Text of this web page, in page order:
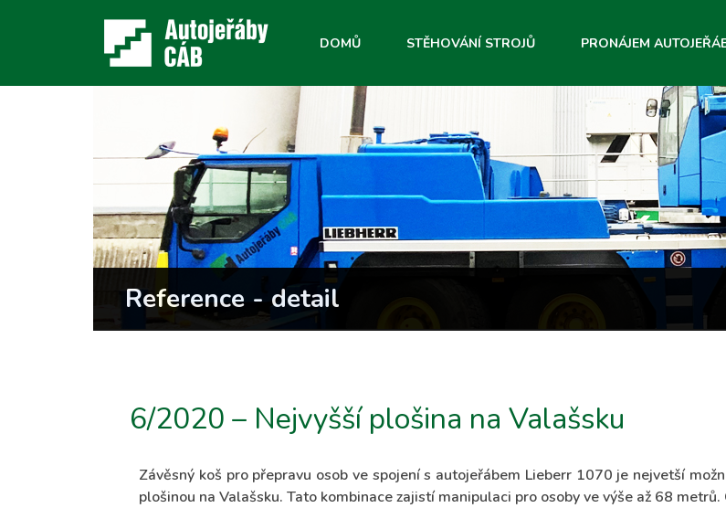
DOMŮ STĚHOVÁNÍ STROJŮ PRONÁJEM
Reference - detail
6/2020 – Nejvyšší plošina na Valašsku
Závěsný koš pro přepravu osob ve spojení s autojeřábem Lieberr 1070 je nejvetší
plošinou na Valašsku. Tato kombinace zajistí manipulaci pro osoby ve výše až 68 metrů.